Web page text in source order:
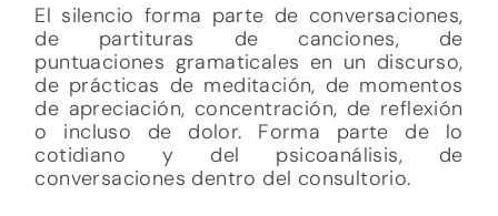
El silencio forma parte de conversaciones,
de partituras de canciones, de
puntuaciones gramaticales en un discurso,
de prácticas de meditación, de momentos
de apreciación, concentración, de reflexión
o incluso de dolor. Forma parte de lo
cotidiano y del psicoanálisis, de
conversaciones dentro del consultorio.